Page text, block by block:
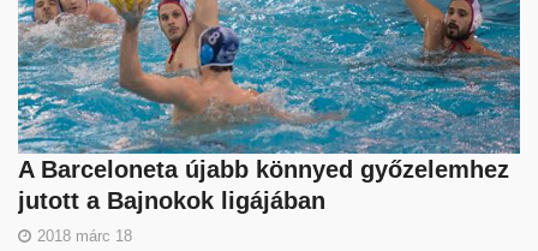
A Barceloneta újabb könnyed győzelemhez
jutott a Bajnokok ligájában
2018 márc 18